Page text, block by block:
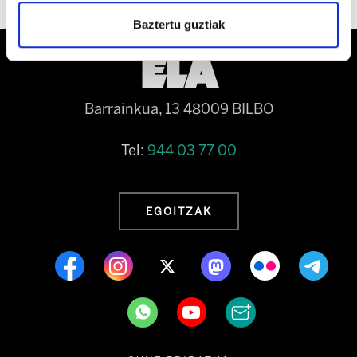
Baztertu guztiak
Barrainkua, 13 48009 BILBO
Tel: 944 03 77 00
EGOITZAK